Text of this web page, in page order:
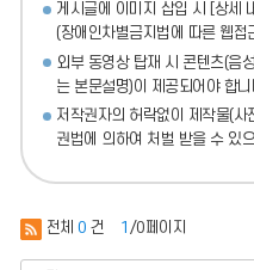
게시글에 이미지 삽입 시 [상세
(장애인차별금지법에 따른 웹접
외부 동영상 탑재 시 콘텐츠(음
는 본문설명)이 제공되어야 합니
저작권자의 허락없이 제작물(사
권법에 의하여 처벌 받을 수 있
전체 0 건 1 /0페이지